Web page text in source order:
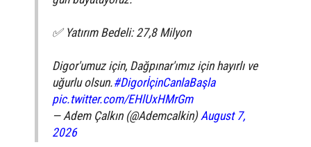
✅ Yatırım Bedeli: 27,8 Milyon
Digor'umuz için, Dağpınar'ımız için hayırlı ve
uğurlu olsun.#DigorİçinCanlaBaşla
pic.twitter.com/EHlUxHMrGm
— Adem Çalkın (@Ademcalkin)August 7,
2026